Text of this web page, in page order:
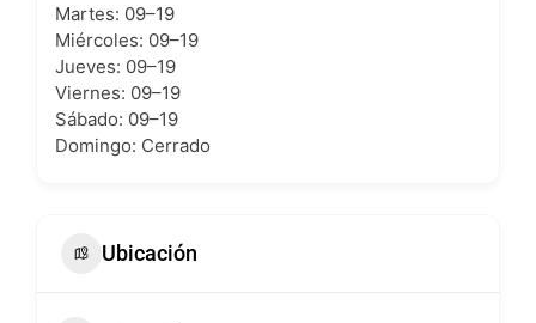
Martes: 09–19
Miércoles: 09–19
Jueves: 09–19
Viernes: 09–19
Sábado: 09–19
Domingo: Cerrado
Ubicación